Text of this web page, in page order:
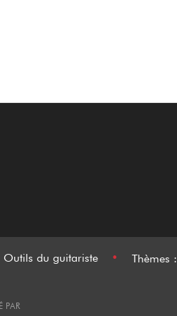
Outils du guitariste • Thèmes :
PAR